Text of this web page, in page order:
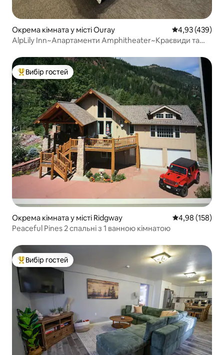
Окрема кімната у місті Ouray Середня
4,93 (439)
AlpLily Inn~Апартаменти Amphitheater~Краєвиди та
Топ вибір гостей
Вибір гостей
Окрема кімната у місті Ridgway Середня
4,98 (158)
Peaceful Pines 2 спальні з 1 ванною кімнатою
Топ вибір гостей
Вибір гостей